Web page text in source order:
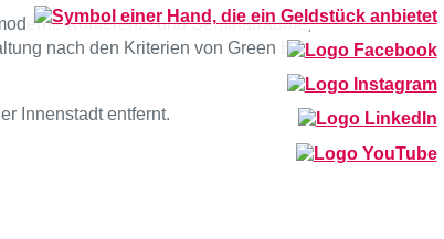
Konferenz- und Seminarräume,
nach den Kriterien von Green Event
Innenstadt entfernt.